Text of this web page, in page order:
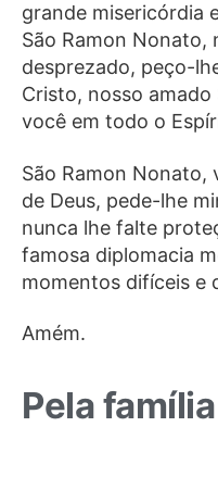
grande misericórdia
São Ramon Nonato,
desprezado, peço-
Cristo, nosso amado
você em todo o
São Ramon
de Deus, pede-lhe
nunca lhe falte
famosa diplomacia
momentos difíceis e
Amém.
Pela família